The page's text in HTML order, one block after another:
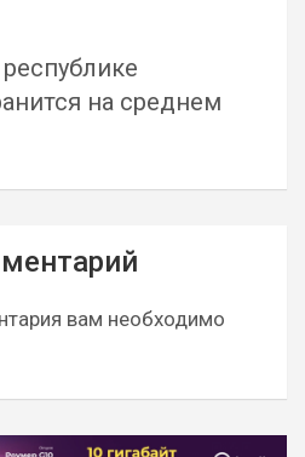
на среднем
вам необходимо